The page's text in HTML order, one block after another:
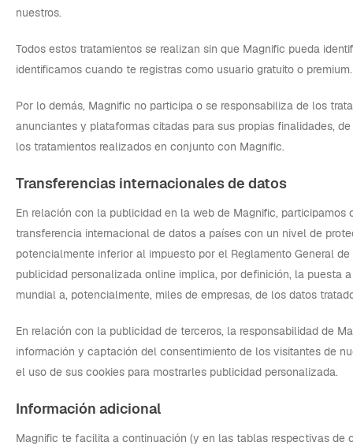
nuestros.
Todos estos tratamientos se realizan sin que Magnific pueda
identificamos cuando te registras como usuario gratuito o premium.
Por lo demás, Magnific no participa o se responsabiliza de los
anunciantes y plataformas citadas para sus propias finalidades,
los tratamientos realizados en conjunto con Magnific.
Transferencias internacionales de datos
En relación con la publicidad en la web de Magnific, participamos
transferencia internacional de datos a países con un nivel de
potencialmente inferior al impuesto por el Reglamento General
publicidad personalizada online implica, por definición, la puesta
mundial a, potencialmente, miles de empresas, de los datos
En relación con la publicidad de terceros, la responsabilidad de
información y captación del consentimiento de los visitantes de
el uso de sus cookies para mostrarles publicidad personalizada.
Información adicional
Magnific te facilita a continuación (y en las tablas respectivas de